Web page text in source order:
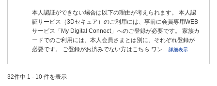
本人認証ができない場合は以下の理由が考えられます。 本人認
証サービス（3Dセキュア）のご利用には、事前に会員専用WEB
サービス「My Digital Connect」へのご登録が必要です。 家族カ
ードでのご利用には、本人会員さまとは別に、それぞれ登録が
必要です。 ご登録がお済みでない方はこちら ワン... 詳細表示
32件中 1 - 10 件を表示